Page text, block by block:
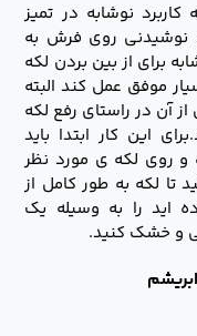
نوشابه در تمیز
نوشیدنی روی فرش به
برای از بین بردن لکه
موفق عمل کند البته
آن در راستای رفع لکه
این کار ابتدا باید
و روی لکه ی مورد نظر
تا لکه به طور کامل از
اید را به وسیله یک
و خشک کنید.